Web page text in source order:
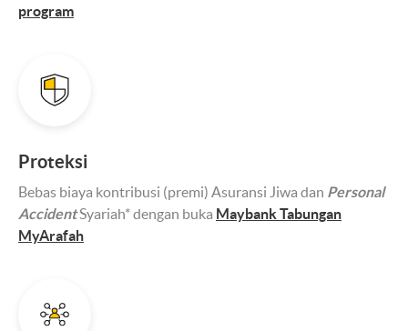
program
Proteksi
Bebas biaya kontribusi (premi) Asuransi Jiwa dan Personal
AccidentSyariah* dengan buka Maybank Tabungan
MyArafah